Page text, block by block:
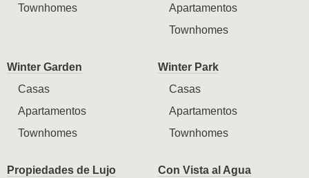
Townhomes
Apartamentos
Townhomes
Winter Garden
Casas
Apartamentos
Townhomes
Winter Park
Casas
Apartamentos
Townhomes
Propiedades de Lujo
Con Vista al Agua